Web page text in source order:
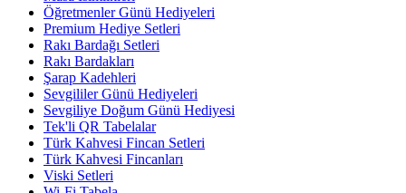
Öğretmenler Günü Hediyeleri
Premium Hediye Setleri
Rakı Bardağı Setleri
Rakı Bardakları
Şarap Kadehleri
Sevgililer Günü Hediyeleri
Sevgiliye Doğum Günü Hediyesi
Tek'li QR Tabelalar
Türk Kahvesi Fincan Setleri
Türk Kahvesi Fincanları
Viski Setleri